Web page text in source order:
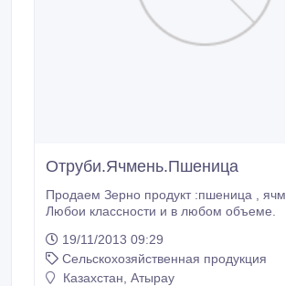
Отруби.Ячмень.Пшеница
Продаем Зерно продукт :пшеница ,
Любои классности и в любом объеме.
19/11/2013 09:29
Сельскохозяйственная продукция
Казахстан, Атырау